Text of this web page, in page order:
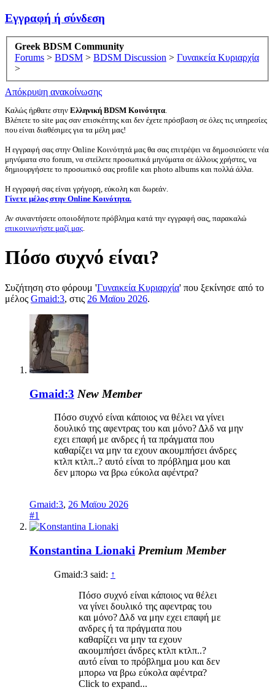
Εγγραφή ή σύνδεση
Greek BDSM Community
Forums > BDSM > BDSM Discussion > Γυναικεία Κυριαρχία
>
Απόκρυψη ανακοίνωσης
Καλώς ήρθατε στην Ελληνική BDSM Κοινότητα.
Βλέπετε το site μας σαν επισκέπτης και δεν έχετε πρόσβαση σε όλες τις υπηρεσίες
που είναι διαθέσιμες για τα μέλη μας!
Η εγγραφή σας στην Online Κοινότητά μας θα σας επιτρέψει να δημοσιεύσετε νέα
μηνύματα στο forum, να στείλετε προσωπικά μηνύματα σε άλλους χρήστες, να
δημιουργήσετε το προσωπικό σας profile και photo albums και πολλά άλλα.
Η εγγραφή σας είναι γρήγορη, εύκολη και δωρεάν.
Γίνετε μέλος στην Online Κοινότητα.
Αν συναντήσετε οποιοδήποτε πρόβλημα κατά την εγγραφή σας, παρακαλώ
επικοινωνήστε μαζί μας.
Πόσο συχνό είναι?
Συζήτηση στο φόρουμ 'Γυναικεία Κυριαρχία' που ξεκίνησε από το
μέλος Gmaid:3, στις 26 Μαϊου 2026.
Gmaid:3 New Member
Πόσο συχνό είναι κάποιος να θέλει να γίνει
δουλικό της αφεντρας του και μόνο? Δλδ να μην
εχει επαφή με ανδρες ή τα πράγματα που
καθαρίζει να μην τα εχουν ακουμπήσει άνδρες
κτλπ κτλπ..? αυτό είναι το πρόβλημα μου και
δεν μπορω να βρω εύκολα αφέντρα?
Gmaid:3, 26 Μαϊου 2026
#1
Konstantina Lionaki Premium Member
Gmaid:3 said: ↑
Πόσο συχνό είναι κάποιος να θέλει
να γίνει δουλικό της αφεντρας του
και μόνο? Δλδ να μην εχει επαφή με
ανδρες ή τα πράγματα που
καθαρίζει να μην τα εχουν
ακουμπήσει άνδρες κτλπ κτλπ..?
αυτό είναι το πρόβλημα μου και δεν
μπορω να βρω εύκολα αφέντρα?
Click to expand...